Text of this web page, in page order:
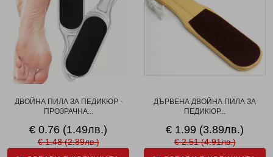
ДВОЙНА ПИЛА ЗА ПЕДИКЮР -
ПРОЗРАЧНА...
€ 0.76 (1.49лв.)
€ 1.48 (2.89лв.)
ДЪРВЕНА ДВОЙНА ПИЛА ЗА
ПЕДИКЮР...
€ 1.99 (3.89лв.)
€ 2.51 (4.91лв.)